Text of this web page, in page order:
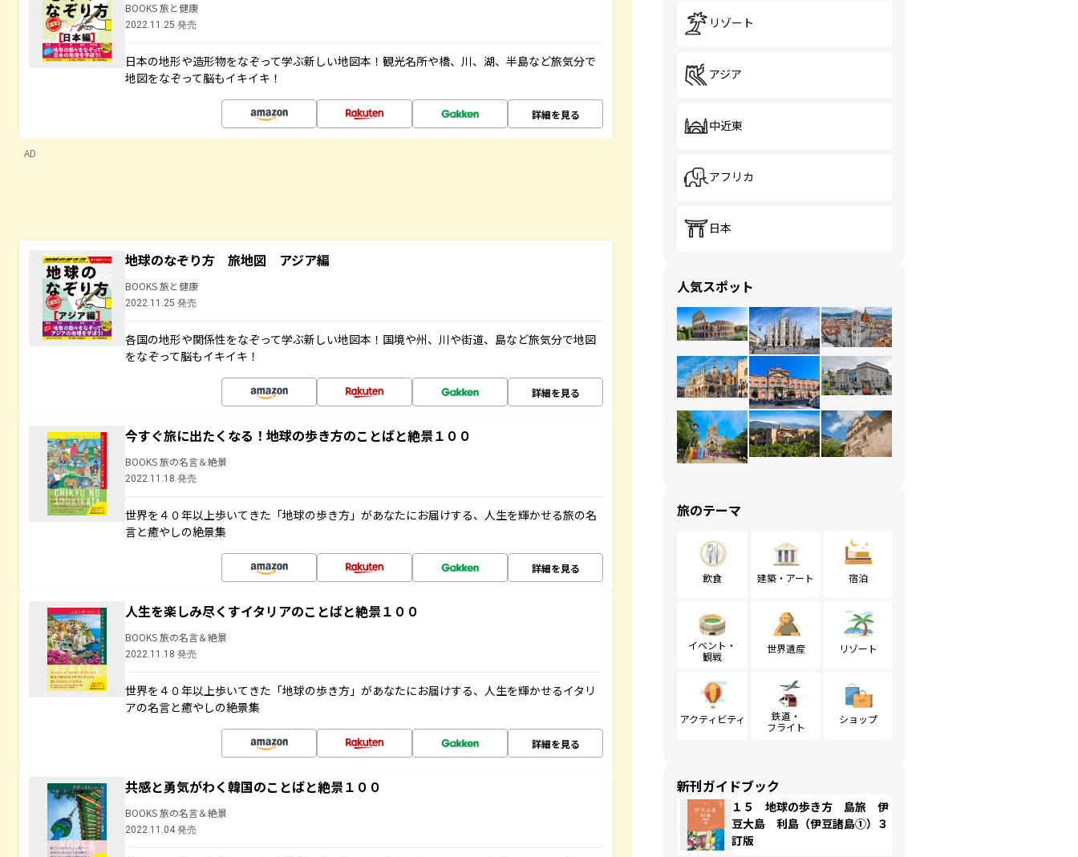
BOOKS 旅と健康
2022.11.25 発売
日本の地形や造形物をなぞって学ぶ新しい地図本！観光名所や橋、川、湖、半島など旅気分で
地図をなぞって脳もイキイキ！
詳細を見る
AD
地球のなぞり方 旅地図 アジア編
BOOKS 旅と健康
2022.11.25 発売
各国の地形や関係性をなぞって学ぶ新しい地図本！国境や州、川や街道、島など旅気分で地図
をなぞって脳もイキイキ！
詳細を見る
今すぐ旅に出たくなる！地球の歩き方のことばと絶景１００
BOOKS 旅の名言＆絶景
2022.11.18 発売
世界を４０年以上歩いてきた「地球の歩き方」があなたにお届けする、人生を輝かせる旅の名
言と癒やしの絶景集
詳細を見る
人生を楽しみ尽くすイタリアのことばと絶景１００
BOOKS 旅の名言＆絶景
2022.11.18 発売
世界を４０年以上歩いてきた「地球の歩き方」があなたにお届けする、人生を輝かせるイタリ
アの名言と癒やしの絶景集
詳細を見る
共感と勇気がわく韓国のことばと絶景１００
BOOKS 旅の名言＆絶景
2022.11.04 発売
リゾート
アジア
中近東
アフリカ
日本
人気スポット
旅のテーマ
飲食 建築・アート 宿泊
イベント・
観戦
世界遺産 リゾート
アクティビティ
鉄道・
フライト
ショップ
新刊ガイドブック
１５ 地球の歩き方 島旅 伊
豆大島 利島（伊豆諸島①）３
訂版